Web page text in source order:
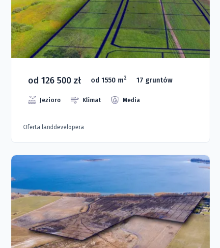
od 126 500 zł od 1550 m2 17 gruntów
Jezioro Klimat Media
Oferta landdevelopera